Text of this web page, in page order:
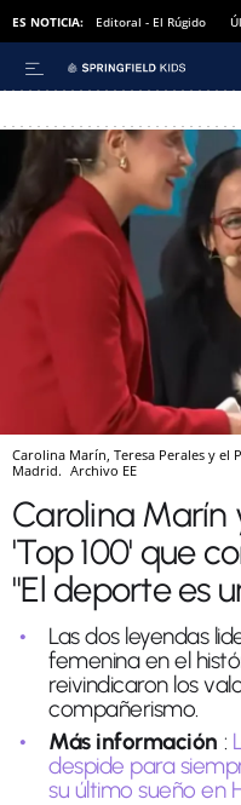
ES NOTICIA: Editoral - El Rúgido
Carolina Marín, Teresa Perales y el
Madrid. Archivo EE
Carolina Marín
'Top 100' que
"El deporte es
Las dos leyendas
femenina en el
reivindicaron los
compañerismo.
Más información :
despide para
su último sueño en